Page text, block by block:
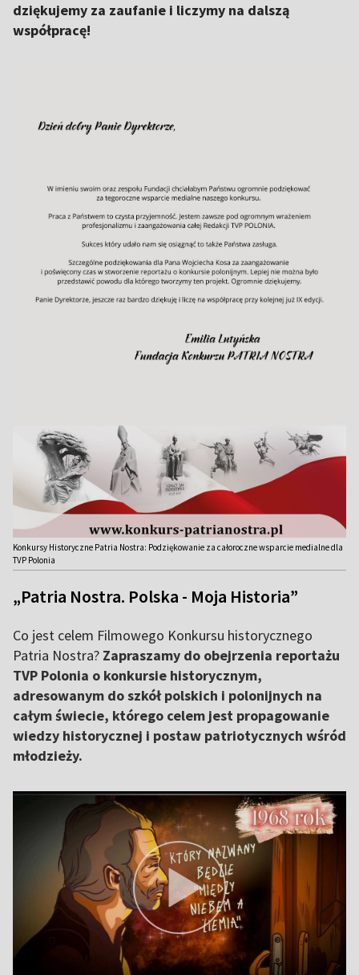
dziękujemy za zaufanie i liczymy na dalszą
współpracę!
Konkursy Historyczne Patria Nostra: Podziękowanie za całoroczne wsparcie medialne dla
TVP Polonia
„Patria Nostra. Polska - Moja Historia”
Co jest celem Filmowego Konkursu historycznego
Patria Nostra? Zapraszamy do obejrzenia reportażu
TVP Polonia o konkursie historycznym,
adresowanym do szkół polskich i polonijnych na
całym świecie, którego celem jest propagowanie
wiedzy historycznej i postaw patriotycznych wśród
młodzieży.